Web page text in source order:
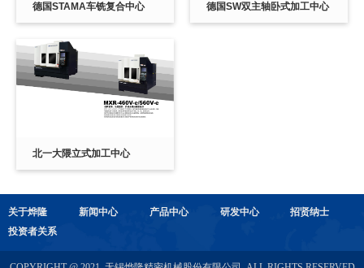
德国STAMA车铣复合中心 德国SW双主轴卧式加工中心
北一大隈立式加工中心
关于烨隆 新闻中心 产品中心 研发中心
招贤纳士
投资者关系